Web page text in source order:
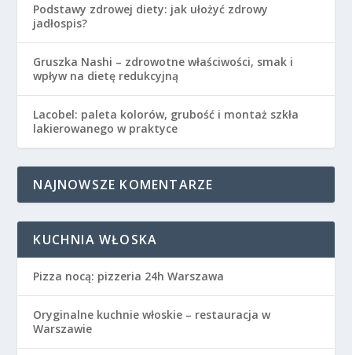
Podstawy zdrowej diety: jak ułożyć zdrowy
jadłospis?
Gruszka Nashi – zdrowotne właściwości, smak i
wpływ na dietę redukcyjną
Lacobel: paleta kolorów, grubość i montaż szkła
lakierowanego w praktyce
NAJNOWSZE KOMENTARZE
KUCHNIA WŁOSKA
Pizza nocą: pizzeria 24h Warszawa
Oryginalne kuchnie włoskie – restauracja w
Warszawie